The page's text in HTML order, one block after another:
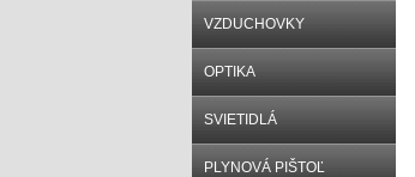
VZDUCHOVKY
OPTIKA
SVIETIDLÁ
PLYNOVÁ PIŠTOĽ